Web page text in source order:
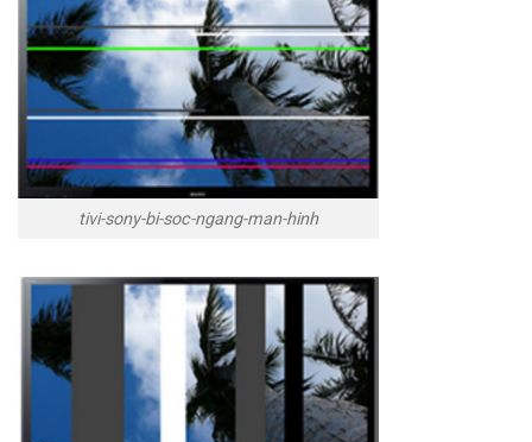
tivi-sony-bi-soc-ngang-man-hinh